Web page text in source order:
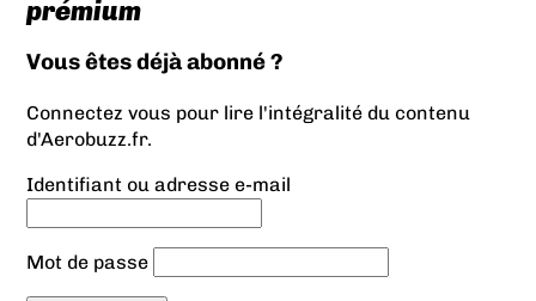
prémium
Vous êtes déjà abonné ?
Connectez vous pour lire l'intégralité du contenu
d'Aerobuzz.fr.
Identifiant ou adresse e-mail
Mot de passe